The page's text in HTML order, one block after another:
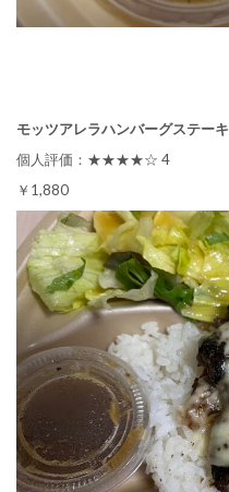
モッツアレラハンバーグステーキ
個人評価：★★★★☆ 4
￥1,880